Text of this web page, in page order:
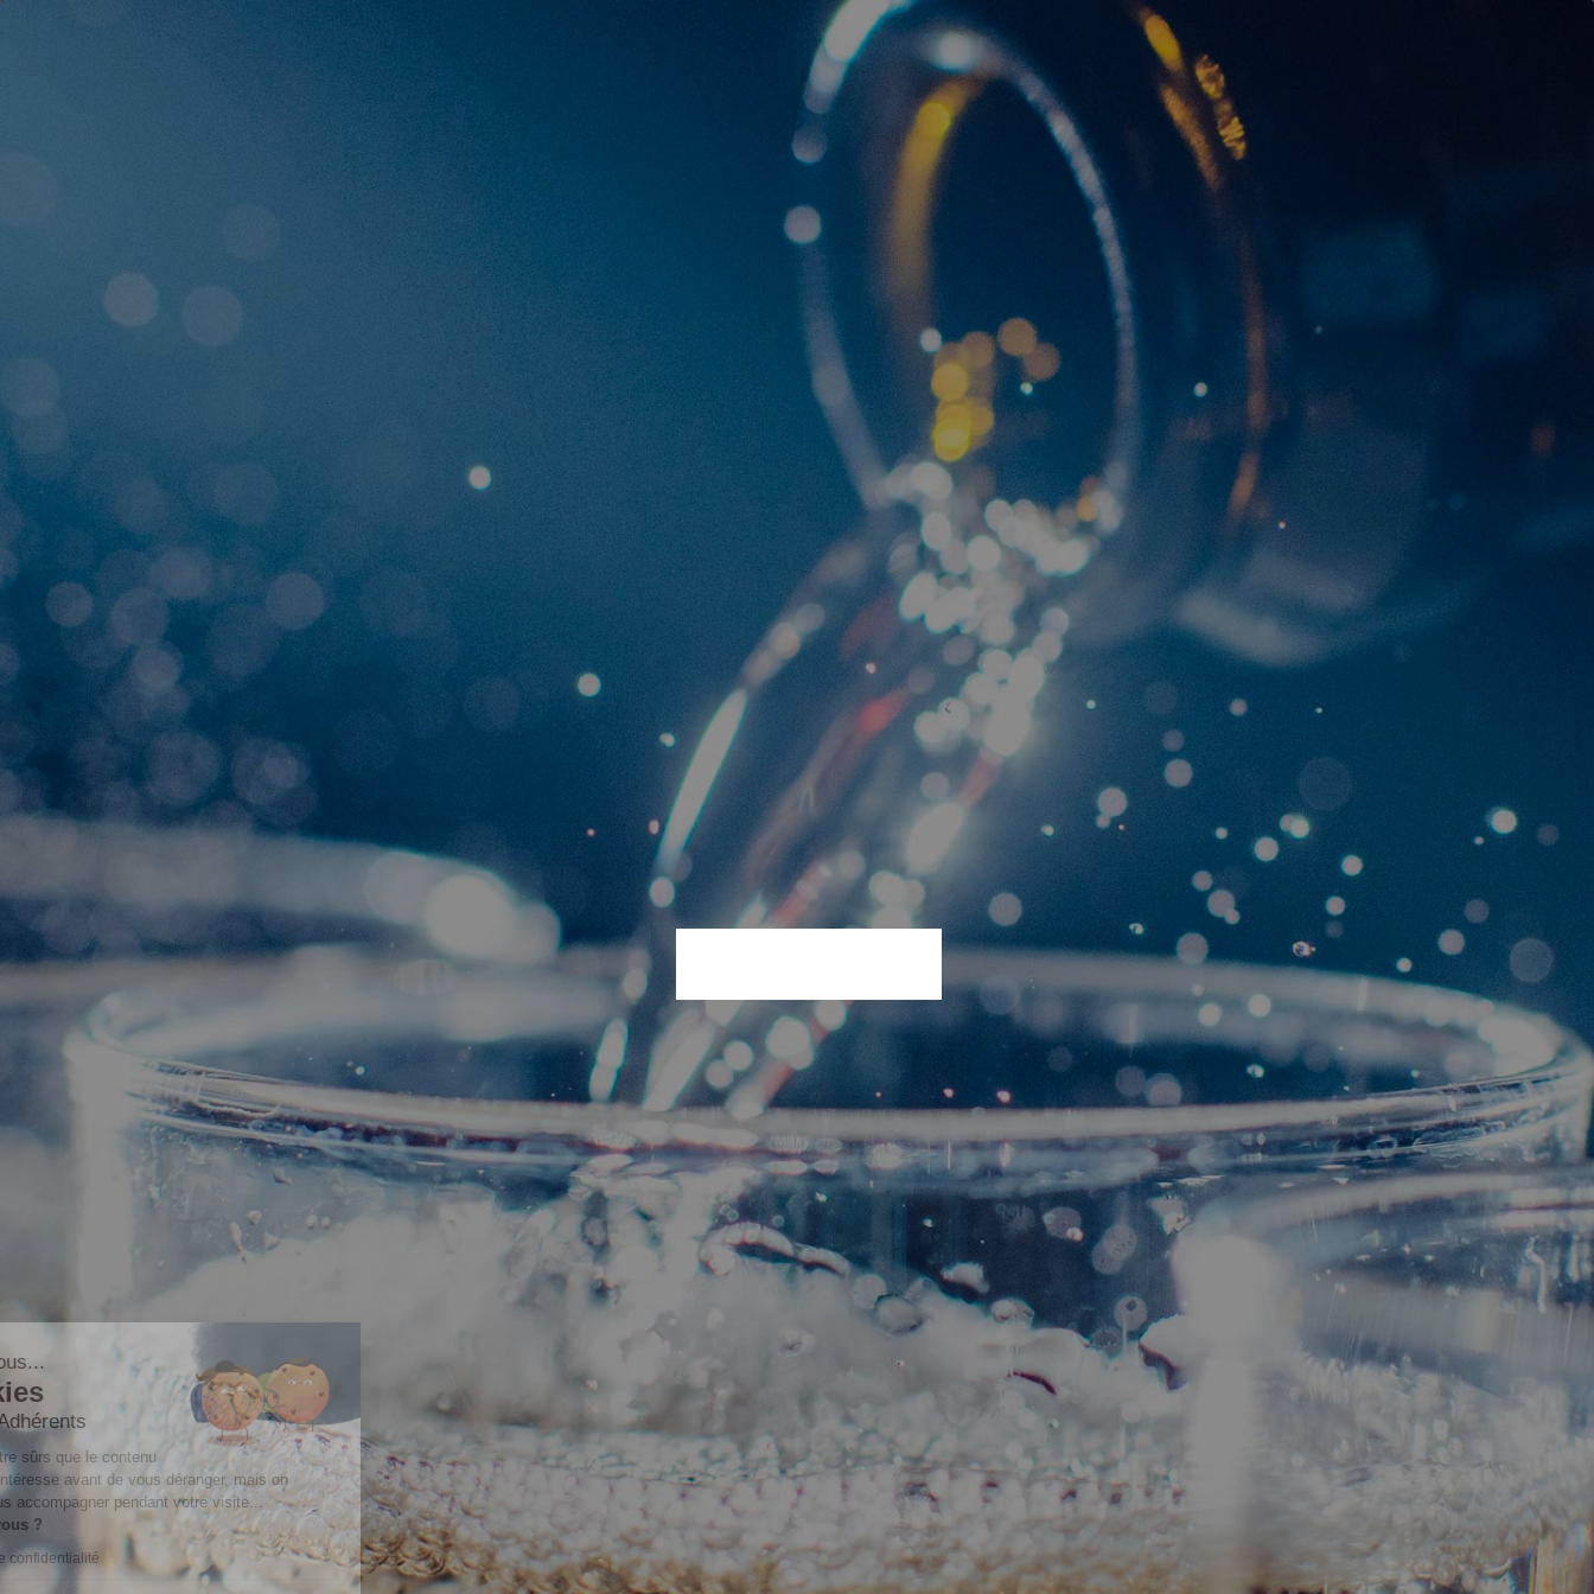
Salut c'est nous...
les Cookies
Champagne Adhérents
On a attendu d'être sûrs que le contenu
de ce site vous intéresse avant de vous déranger, mais on
aimerait bien vous accompagner pendant votre visite...
C'est OK pour vous ?
Lire la politique de confidentialité